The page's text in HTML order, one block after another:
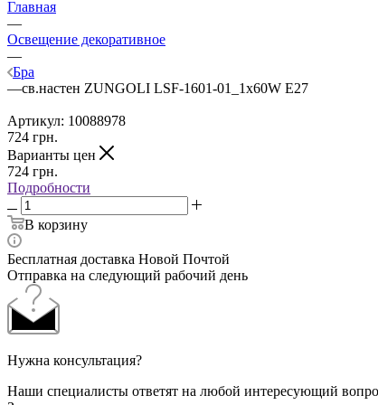
Главная
—
Освещение декоративное
—
Бра
—св.настен ZUNGOLI LSF-1601-01_1x60W E27
Артикул: 10088978
724 грн.
Варианты цен
724 грн.
Подробности
В корзину
Бесплатная доставка Новой Почтой
Отправка на следующий рабочий день
Нужна консультация?
Наши специалисты ответят на любой интересующий